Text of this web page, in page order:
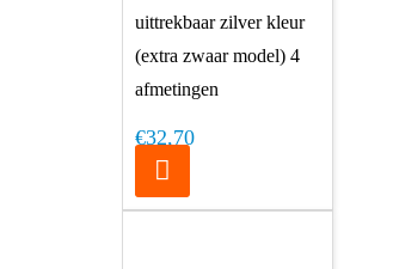
uittrekbaar zilver kleur
(extra zwaar model) 4
afmetingen
€32,70